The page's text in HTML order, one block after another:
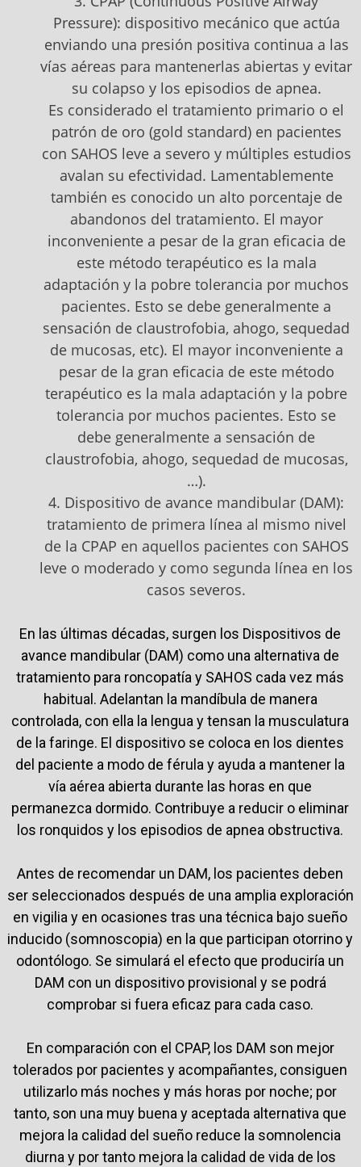
Pressure): dispositivo mecánico que actúa
enviando una presión positiva continua a las
vías aéreas para mantenerlas abiertas y evitar
su colapso y los episodios de apnea.
Es considerado el tratamiento primario o el
patrón de oro (gold standard) en pacientes
con SAHOS leve a severo y múltiples estudios
avalan su efectividad. Lamentablemente
también es conocido un alto porcentaje de
abandonos del tratamiento. El mayor
inconveniente a pesar de la gran eficacia de
este método terapéutico es la mala
adaptación y la pobre tolerancia por muchos
pacientes. Esto se debe generalmente a
sensación de claustrofobia, ahogo, sequedad
de mucosas, etc). El mayor inconveniente a
pesar de la gran eficacia de este método
terapéutico es la mala adaptación y la pobre
tolerancia por muchos pacientes. Esto se
debe generalmente a sensación de
claustrofobia, ahogo, sequedad de mucosas,
…).
4. Dispositivo de avance mandibular (DAM):
tratamiento de primera línea al mismo nivel
de la CPAP en aquellos pacientes con SAHOS
leve o moderado y como segunda línea en los
casos severos.
En las últimas décadas, surgen los Dispositivos de
avance mandibular (DAM) como una alternativa de
tratamiento para roncopatía y SAHOS cada vez más
habitual. Adelantan la mandíbula de manera
controlada, con ella la lengua y tensan la musculatura
de la faringe. El dispositivo se coloca en los dientes
del paciente a modo de férula y ayuda a mantener la
vía aérea abierta durante las horas en que
permanezca dormido. Contribuye a reducir o eliminar
los ronquidos y los episodios de apnea obstructiva.
Antes de recomendar un DAM, los pacientes deben
ser seleccionados después de una amplia exploración
en vigilia y en ocasiones tras una técnica bajo sueño
inducido (somnoscopia) en la que participan otorrino y
odontólogo. Se simulará el efecto que produciría un
DAM con un dispositivo provisional y se podrá
comprobar si fuera eficaz para cada caso.
En comparación con el CPAP, los DAM son mejor
tolerados por pacientes y acompañantes, consiguen
utilizarlo más noches y más horas por noche; por
tanto, son una muy buena y aceptada alternativa que
mejora la calidad del sueño reduce la somnolencia
diurna y por tanto mejora la calidad de vida de los